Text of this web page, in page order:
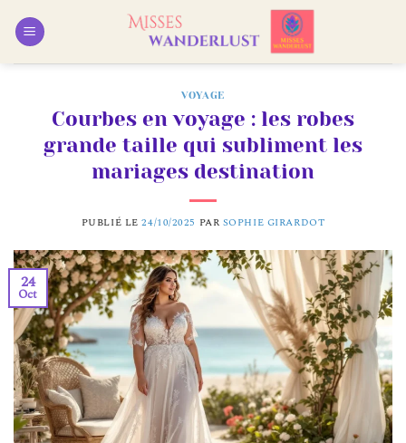
VOYAGE
Courbes en voyage : les robes
grande taille qui subliment les
mariages destination
PUBLIÉ LE24/10/2025 PAR SOPHIE GIRARDOT
24
Oct